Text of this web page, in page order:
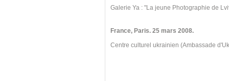
Galerie Ya : "La jeune Photographie de
France, Paris. 25 mars 2008.
Centre culturel ukrainien (Ambassade